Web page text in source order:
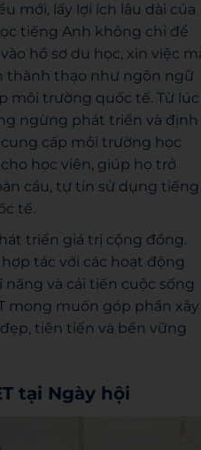
mới, lấy lợi ích lâu dài của
tiếng Anh không chỉ để
hồ sơ du học, xin việc
thành thạo như ngôn ngữ
môi trường quốc tế. Từ lúc
ngừng phát triển và định
cấp môi trường học
học viên, giúp họ trở
cầu, tự tin sử dụng tiếng
tế.
triển giá trị cộng đồng.
tác với các hoạt động
và cải tiến cuộc sống
mong muốn góp phần xây
tiên tiến và bền vững
tại Ngày hội